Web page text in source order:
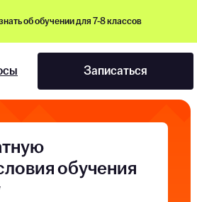
об обучении для 7-8 классов
Записаться
обучения